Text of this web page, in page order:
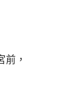
前，